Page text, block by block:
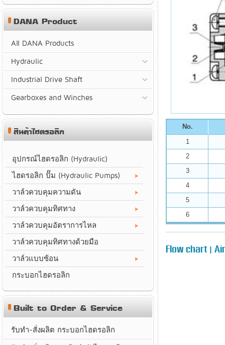
No.
1
2
3
4
5
6
Flow chart |
DANA Product
All DANA Products
Hydraulic
Industrial Drive Shaft
Gearboxes and Winches
สินค้าไฮดรอลิก
อุปกรณ์ไฮดรอลิก (Hydraulic)
ไฮดรอลิก ปั๊ม (Hydraulic Pumps)
วาล์วควบคุมความดัน
วาล์วควบคุมทิศทาง
วาล์วควบคุมอัตราการไหล
วาล์วควบคุมทิศทางด้วยมือ
วาล์วแบบซ้อน
กระบอกไฮดรอลิก
Built to Order & Service
รับทำ-สั่งผลิต กระบอกไฮดรอลิก